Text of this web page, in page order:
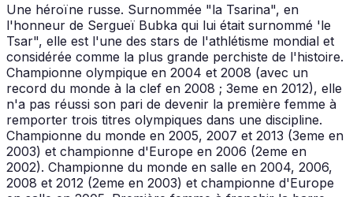
Une héroïne russe. Surnommée "la Tsarina", en
l'honneur de Sergueï Bubka qui lui était surnommé 'le
Tsar", elle est l'une des stars de l'athlétisme mondial et
considérée comme la plus grande perchiste de l'histoire.
Championne olympique en 2004 et 2008 (avec un
record du monde à la clef en 2008 ; 3eme en 2012), elle
n'a pas réussi son pari de devenir la première femme à
remporter trois titres olympiques dans une discipline.
Championne du monde en 2005, 2007 et 2013 (3eme en
2003) et championne d'Europe en 2006 (2eme en
2002). Championne du monde en salle en 2004, 2006,
2008 et 2012 (2eme en 2003) et championne d'Europe